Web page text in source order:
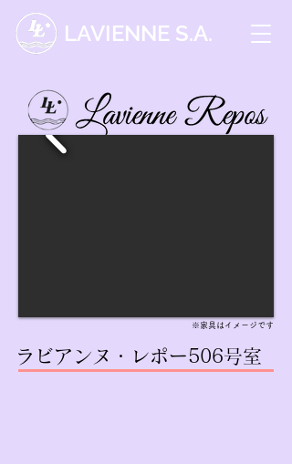
LAVIENNE S.A.
※家具はイメージです
ラビアンヌ・レポー506号室